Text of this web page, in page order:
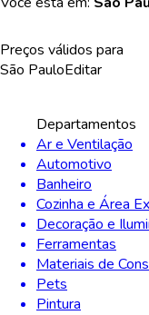
Preços válidos para
São PauloEditar
Departamentos
Ar e Ventilação
Automotivo
Banheiro
Cozinha e Área
Decoração e
Ferramentas
Materiais de
Pets
Pintura